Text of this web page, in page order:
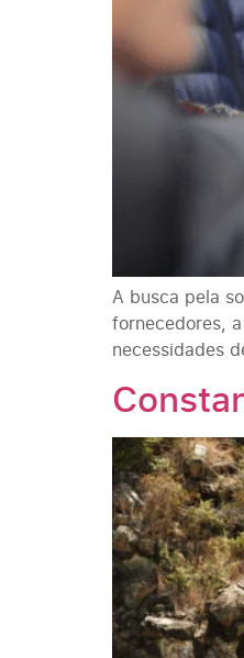
A busca pela
fornecedores,
necessidades